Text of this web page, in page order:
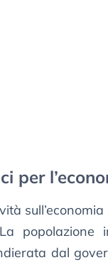
per
popolazione
dal